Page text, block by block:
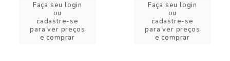
Faça seu login
ou
cadastre-se
para ver preços
e comprar
Faça seu login
ou
cadastre-se
para ver preços
e comprar